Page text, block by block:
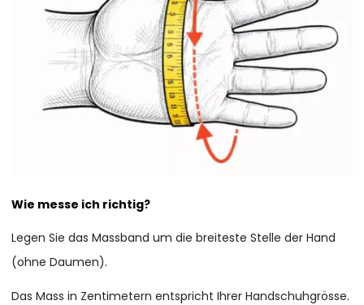
Wie messe ich richtig?
Legen Sie das Massband um die breiteste Stelle der Hand
(ohne Daumen).
Das Mass in Zentimetern entspricht Ihrer Handschuhgrösse.